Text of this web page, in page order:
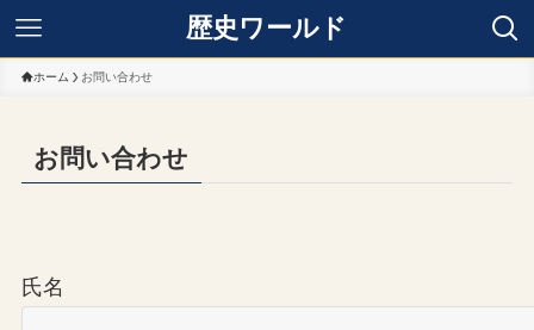
歴史ワールド
ホーム お問い合わせ
お問い合わせ
氏名